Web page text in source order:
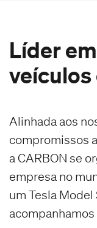
Líder
Alinhada aos
compromissos
a CARBON se
empresa no
um Tesla Model